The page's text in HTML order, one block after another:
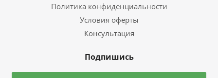
Политика конфиденциальности
Условия оферты
Консультация
Подпишись